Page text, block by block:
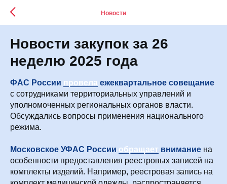
Новости
Новости закупок за 26
неделю 2025 года
ФАС России провела ежеквартальное совещание
с сотрудниками территориальных управлений и
уполномоченных региональных органов власти.
Обсуждались вопросы применения национального
режима.
Московское УФАС России обращает внимание на
особенности предоставления реестровых записей на
комплекты изделий. Например, реестровая запись на